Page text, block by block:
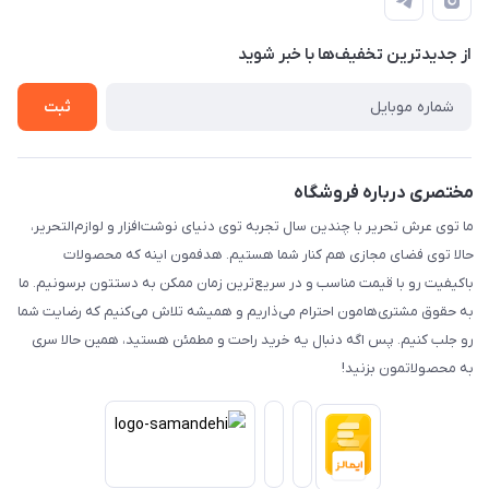
راهنما
رویه ارسال کالا
حریم خصوصی
تماس با ما
از جدید‌ترین تخفیف‌ها با‌ خبر شوید
ثبت
مختصری درباره فروشگاه
ما توی عرش تحریر با چندین سال تجربه توی دنیای نوشت‌افزار و لوازم‌التحریر،
حالا توی فضای مجازی هم کنار شما هستیم. هدفمون اینه که محصولات
باکیفیت رو با قیمت مناسب و در سریع‌ترین زمان ممکن به دستتون برسونیم. ما
به حقوق مشتری‌هامون احترام می‌ذاریم و همیشه تلاش می‌کنیم که رضایت شما
رو جلب کنیم. پس اگه دنبال یه خرید راحت و مطمئن هستید، همین حالا سری
به محصولاتمون بزنید!